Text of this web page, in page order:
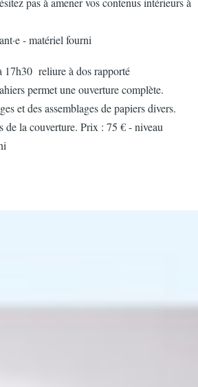
- matériel fourni
17h30 reliure à dos rapporté
permet une ouverture complète.
et des assemblages de papiers divers.
de la couverture. Prix : 75 € - niveau